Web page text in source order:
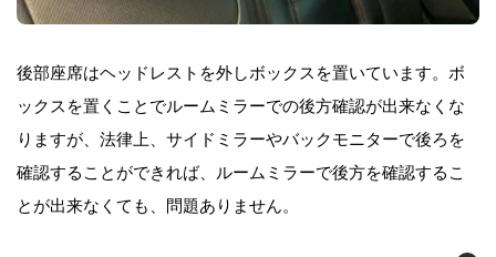
後部座席はヘッドレストを外しボックスを置いています。ボ
ックスを置くことでルームミラーでの後方確認が出来なくな
りますが、法律上、サイドミラーやバックモニターで後ろを
確認することができれば、ルームミラーで後方を確認するこ
とが出来なくても、問題ありません。